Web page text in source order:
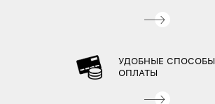
УДОБНЫЕ СПОСОБЫ
ОПЛАТЫ